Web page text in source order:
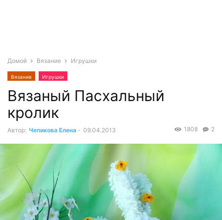
Домой Вязание Игрушки
Вязание Игрушки
Вязаный Пасхальный
кролик
Автор: Чепикова Елена - 09.04.2013 2
1808